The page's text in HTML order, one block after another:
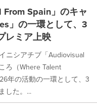
Spain」のキャ
」の一環として、3
レミア上映
ニシアチブ「Audiovisual
ろ（Where Talent
年の活動の一環として、3
した。...